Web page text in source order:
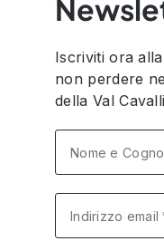
Iscriviti ora
non perdere
della Val